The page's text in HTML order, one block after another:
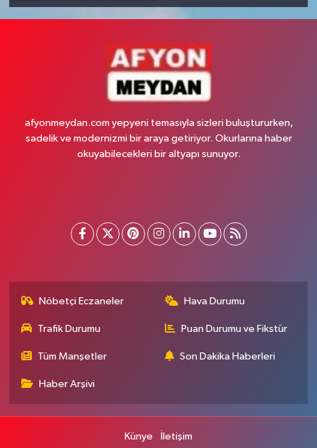
afyonmeydan.com yepyeni temasıyla sizleri buluştururken,
sadelik ve modernizmi bir araya getiriyor. Okurlarına haber
okuyabilecekleri bir altyapı sunuyor.
Nöbetçi Eczaneler Hava Durumu
Trafik Durumu Puan Durumu ve Fikstür
Tüm Manşetler Son Dakika Haberleri
Haber Arşivi
Künye İletişim